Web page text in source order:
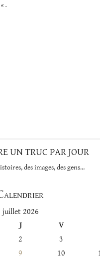
.
UN TRUC PAR JOUR
des images, des gens…
juillet 2026
J
V
2
3
9 10